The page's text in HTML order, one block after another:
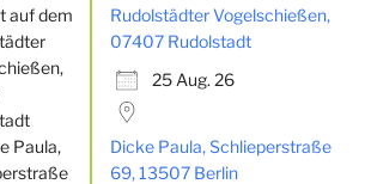
Rudolstädter Vogelschießen,
07407 Rudolstadt
25 Aug. 26
Dicke Paula, Schlieperstraße
69, 13507 Berlin